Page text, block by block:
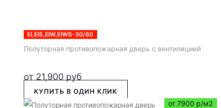
EI,EIS,EIW,EIWS-30/60
Полуторная противопожарная дверь с вентиляцией
от 21,900 руб
КУПИТЬ В ОДИН КЛИК
от 7900 р/м2